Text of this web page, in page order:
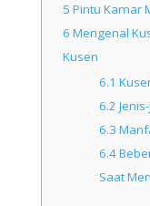
5 Pintu Kamar
6 Mengenal
Kusen
6.1
6.2
6.3
6.4
Saat